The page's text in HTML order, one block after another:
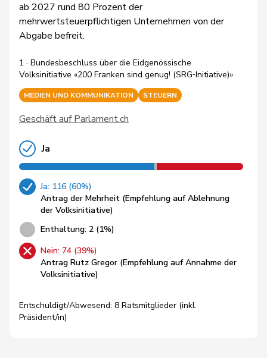
ab 2027 rund 80 Prozent der
mehrwertsteuerpflichtigen Unternehmen von der
Abgabe befreit.
1 · Bundesbeschluss über die Eidgenössische
Volksinitiative «200 Franken sind genug! (SRG‑Initiative)»
MEDIEN UND KOMMUNIKATION STEUERN
Geschäft auf Parlament.ch
Ja
Ja: 116 (60%)
Antrag der Mehrheit (Empfehlung auf Ablehnung
der Volksinitiative)
Enthaltung: 2 (1%)
Nein: 74 (39%)
Antrag Rutz Gregor (Empfehlung auf Annahme der
Volksinitiative)
Entschuldigt/Abwesend: 8 Ratsmitglieder (inkl.
Präsident/in)